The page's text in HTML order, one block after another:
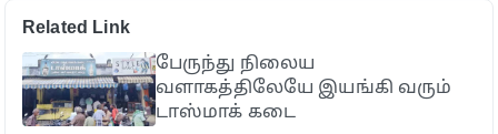
Related Link
பேருந்து நிலைய
வளாகத்திலேயே இயங்கி வரும்
டாஸ்மாக் கடை